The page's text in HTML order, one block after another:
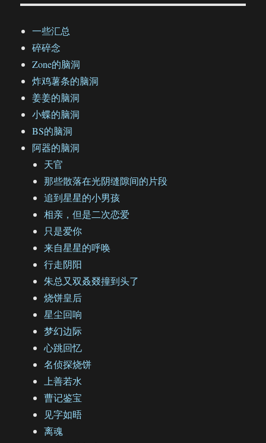
一些汇总
碎碎念
Zone的脑洞
炸鸡薯条的脑洞
姜姜的脑洞
小蝶的脑洞
BS的脑洞
阿器的脑洞
天官
那些散落在光阴缝隙间的片段
追到星星的小男孩
相亲，但是二次恋爱
只是爱你
来自星星的呼唤
行走阴阳
朱总又双叒叕撞到头了
烧饼皇后
星尘回响
梦幻边际
心跳回忆
名侦探烧饼
上善若水
曹记鉴宝
见字如晤
离魂